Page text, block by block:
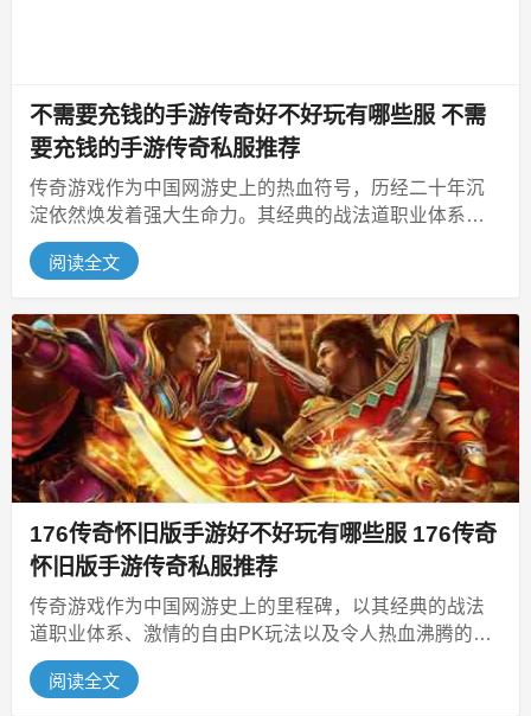
不需要充钱的手游传奇好不好玩有哪些服 不需
要充钱的手游传奇私服推荐
传奇游戏作为中国网游史上的热血符号，历经二十年沉
淀依然焕发着强大生命力。其经典的战法道职业体系、
万人攻沙、自由PK爆装等核心玩法...
阅读全文
176传奇怀旧版手游好不好玩有哪些服 176传奇
怀旧版手游传奇私服推荐
传奇游戏作为中国网游史上的里程碑，以其经典的战法
道职业体系、激情的自由PK玩法以及令人热血沸腾的沙
巴克攻城战，承载了无数玩家的青...
阅读全文